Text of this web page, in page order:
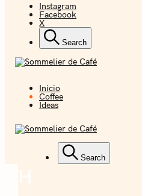
Instagram
Facebook
X
Search
Café
Coffee + Ideas
Inicio
Coffee
Ideas
Coffee + Ideas Search